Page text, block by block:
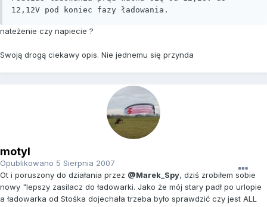
12,12V pod koniec fazy ładowania.
nateżenie czy napiecie ?
Swoją drogą ciekawy opis. Nie jednemu się przynda
motyl
Opublikowano 5 Sierpnia 2007
Ot i poruszony do działania przez @Marek_Spy, dziś zrobiłem sobie
nowy "lepszy zasilacz do ładowarki. Jako że mój stary padł po urlopie
a ładowarka od Stośka dojechała trzeba było sprawdzić czy jest ALL